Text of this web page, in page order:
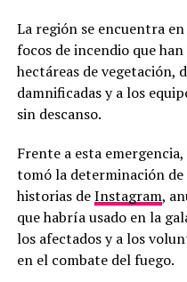
La región se encuentra
focos de incendio que
hectáreas de vegetación,
damnificadas y a los
sin descanso.
Frente a esta
tomó la determinación de
historias deInstagram,
que habría usado en la
los afectados y a los
en el combate del fuego.